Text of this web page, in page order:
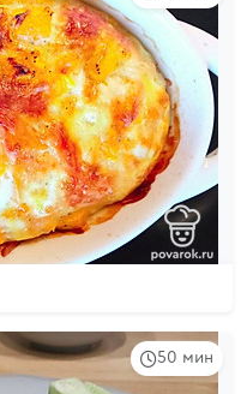
50 мин